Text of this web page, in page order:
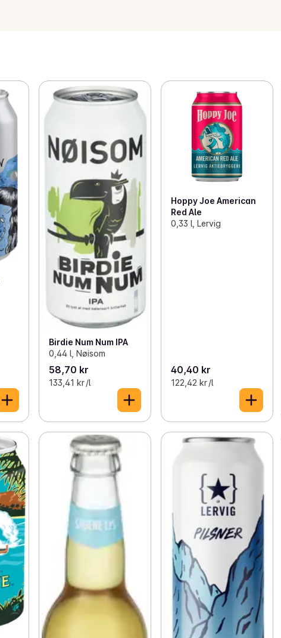
Birdie Num Num IPA
0,44 l, Nøisom
58,70 kr
133,41 kr /l
Hoppy Joe American
Red Ale
0,33 l, Lervig
40,40 kr
122,42 kr /l